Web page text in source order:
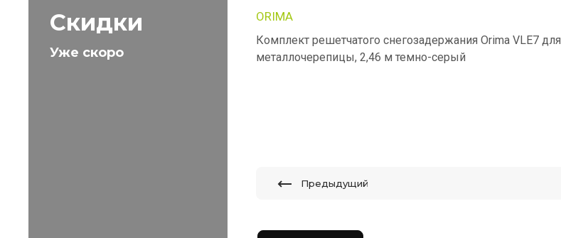
Скидки
Уже скоро
ORIMA
Комплект решетчатого снегозадержания Orima VLE7 для
металлочерепицы, 2,46 м темно-серый
Предыдущий